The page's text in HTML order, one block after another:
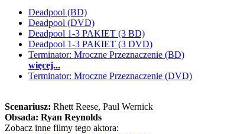
Deadpool (BD)
Deadpool (DVD)
Deadpool 1-3 PAKIET (3 BD)
Deadpool 1-3 PAKIET (3 DVD)
Terminator: Mroczne Przeznaczenie (BD)
więcej...
Terminator: Mroczne Przeznaczenie (DVD)
Scenariusz: Rhett Reese, Paul Wernick
Obsada: Ryan Reynolds
Zobacz inne filmy tego aktora: